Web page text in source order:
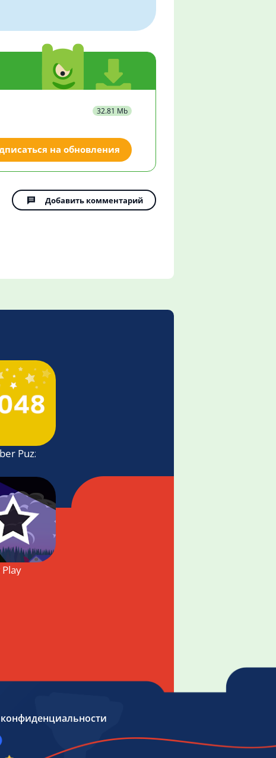
32.81 Mb
на обновления
Добавить комментарий
Puzzle game